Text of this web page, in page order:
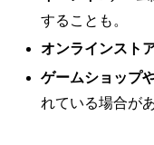
することも。
オンラインスト
ゲームショップ
れている場合が